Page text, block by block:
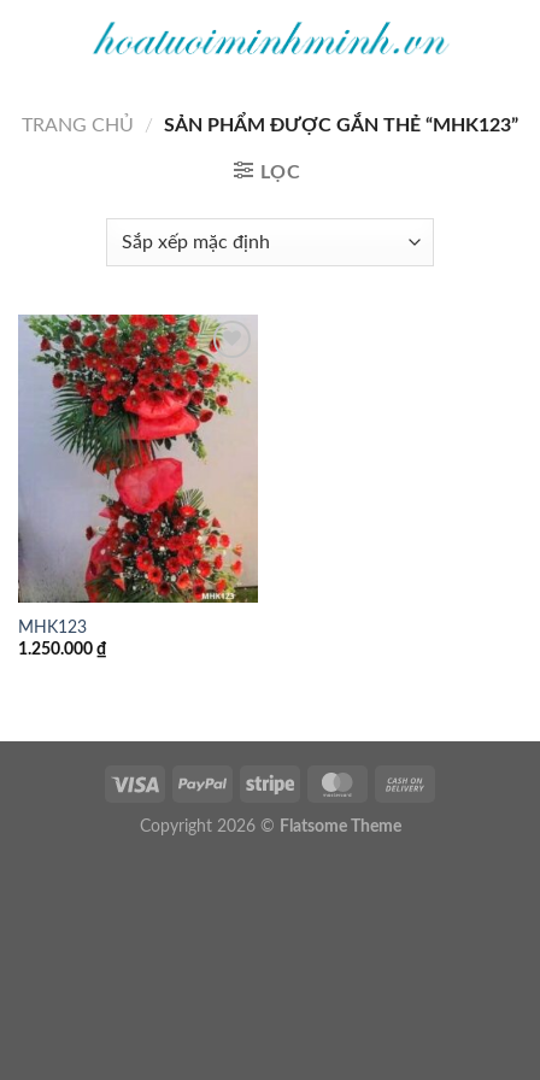
TRANG CHỦ
/ SẢN PHẨM ĐƯỢC GẮN THẺ “MHK123”
LỌC
Add to
wishlist
MHK123
1.250.000 ₫
Copyright 2026 © Flatsome Theme